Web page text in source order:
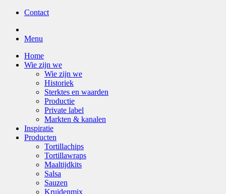
Contact
Menu
Home
Wie zijn we
Wie zijn we
Historiek
Sterktes en waarden
Productie
Private label
Markten & kanalen
Inspiratie
Producten
Tortillachips
Tortillawraps
Maaltijdkits
Salsa
Sauzen
Kruidenmix